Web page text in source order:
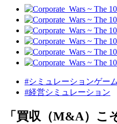
#シミュレーションゲーム
#経営シミュレーション
「買収（M&A）こ